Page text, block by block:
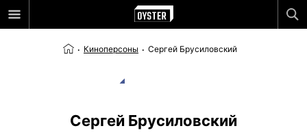
Киноперсоны Сергей Брусиловский
Сергей Брусиловский